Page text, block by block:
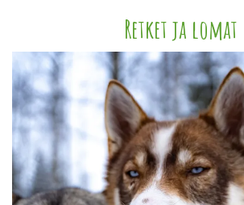
Retket ja lomat